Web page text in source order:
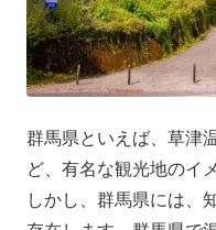
群馬県といえば、草津
ど、有名な観光地のイ
しかし、群馬県には、